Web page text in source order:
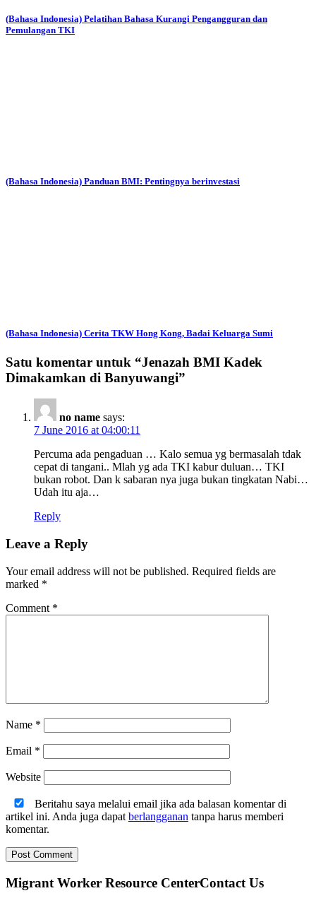
(Bahasa Indonesia) Pelatihan Bahasa Kurangi Pengangguran dan
Pemulangan TKI
(Bahasa Indonesia) Panduan BMI: Pentingnya berinvestasi
(Bahasa Indonesia) Cerita TKW Hong Kong, Badai Keluarga Sumi
Satu komentar untuk “Jenazah BMI Kadek
Dimakamkan di Banyuwangi”
no name says:
7 June 2016 at 04:00:11
Percuma ada pengaduan … Kalo semua yg bermasalah tdak
cepat di tangani.. Mlah yg ada TKI kabur duluan… TKI
bukan robot. Dan k sabaran nya juga bukan tingkatan Nabi…
Udah itu aja…
Reply
Leave a Reply
Your email address will not be published. Required fields are
marked *
Comment *
Name *
Email *
Website
Beritahu saya melalui email jika ada balasan komentar di
artikel ini. Anda juga dapat berlangganan tanpa harus memberi
komentar.
Migrant Worker Resource CenterContact Us